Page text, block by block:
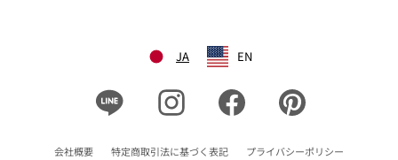
JA EN
Instagram Facebook
会社概要 特定商取引法に基づく表記 プライバシーポリシー